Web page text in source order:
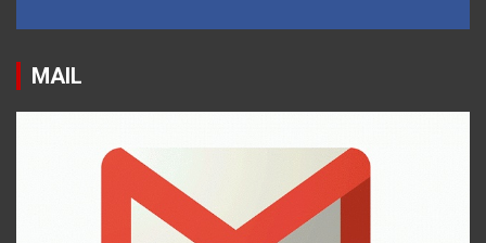
MAIL